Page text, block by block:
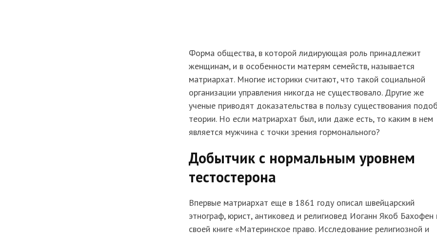
Форма общества, в которой лидирующая роль принадлежит
женщинам, и в особенности матерям семейств, называется
матриархат. Многие историки считают, что такой социальной
организации управления никогда не существовало. Другие же
ученые приводят доказательства в пользу существования
теории. Но если матриархат был, или даже есть, то каким в нем
является мужчина с точки зрения гормонального?
Добытчик с нормальным уровнем
тестостерона
Впервые матриархат еще в 1861 году описал швейцарский
этнограф, юрист, антиковед и религиовед Иоганн Якоб Бахофен
своей книге «Материнское право. Исследование религиозной и